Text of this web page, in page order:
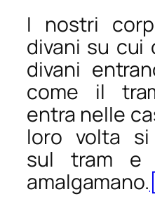
I nostri
divani su cui
divani
come il
entra nelle
loro volta si
sul tram e
amalgamano.